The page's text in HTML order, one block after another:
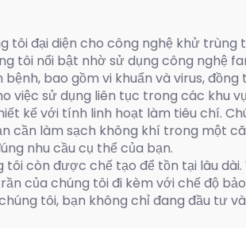
đại diện cho công nghệ khử trùng
tôi nổi bật nhờ sử dụng công nghệ
bệnh, bao gồm vi khuẩn và virus,
sử dụng liên tục trong các khu
kế với tính linh hoạt làm tiêu chí.
cần làm sạch không khí trong một
nhu cầu cụ thể của bạn.
tôi còn được chế tạo để tồn tại lâu
của chúng tôi đi kèm với chế độ
tôi, bạn không chỉ đang đầu tư